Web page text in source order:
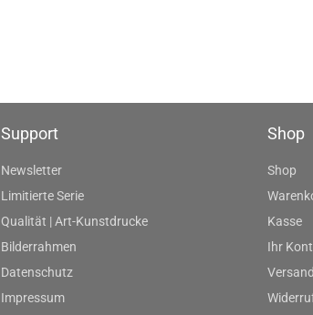
Support
Newsletter
Limitierte Serie
Qualität | Art-Kunstdrucke
Bilderrahmen
Datenschutz
Impressum
Shop
Shop
Kasse
Ihr
Versand